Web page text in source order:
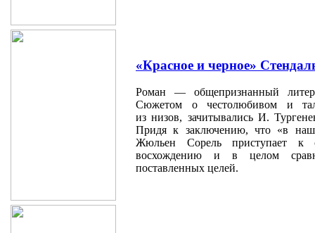
«Красное и черное»
Роман — общепризнанный
Сюжетом о честолюбивом и
из низов, зачитывались И.
Придя к заключению, что «в
Жюльен Сорель приступает к
восхождению и в целом
поставленных целей.